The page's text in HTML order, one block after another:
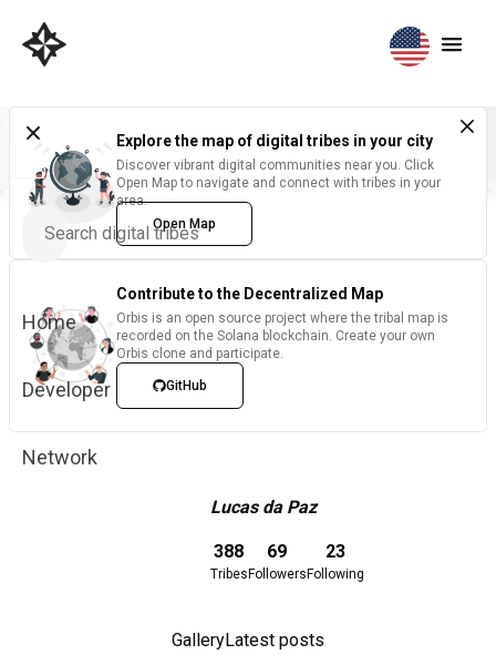
Home
Developer
Network
Explore the map of digital tribes in your city
Discover vibrant digital communities near you. Click
Open Map to navigate and connect with tribes in your
area.
Open Map
Contribute to the Decentralized Map
Orbis is an open source project where the tribal map is
recorded on the Solana blockchain. Create your own
Orbis clone and participate.
GitHub
Lucas da Paz
388
Tribes
69
Followers
23
Following
GalleryLatest posts